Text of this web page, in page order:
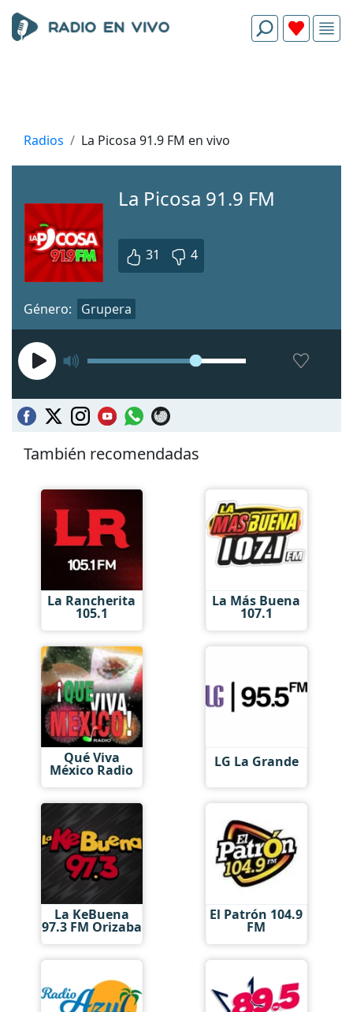
Radios La Picosa 91.9 FM en vivo
La Picosa 91.9 FM
31 4
Género: Grupera
También recomendadas
La Rancherita
105.1
La Más Buena
107.1
Qué Viva
México Radio LG La Grande
La KeBuena
97.3 FM Orizaba
El Patrón 104.9
FM